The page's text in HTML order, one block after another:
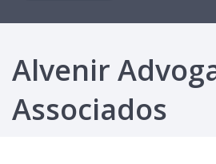
Alvenir
Associados